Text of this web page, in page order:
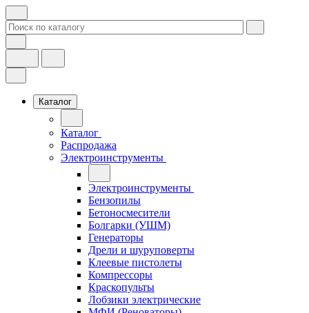
Каталог
Каталог
Распродажа
Электроинструменты
Электроинструменты
Бензопилы
Бетоносмесители
Болгарки (УШМ)
Генераторы
Дрели и шуруповерты
Клеевые пистолеты
Компрессоры
Краскопульты
Лобзики электрические